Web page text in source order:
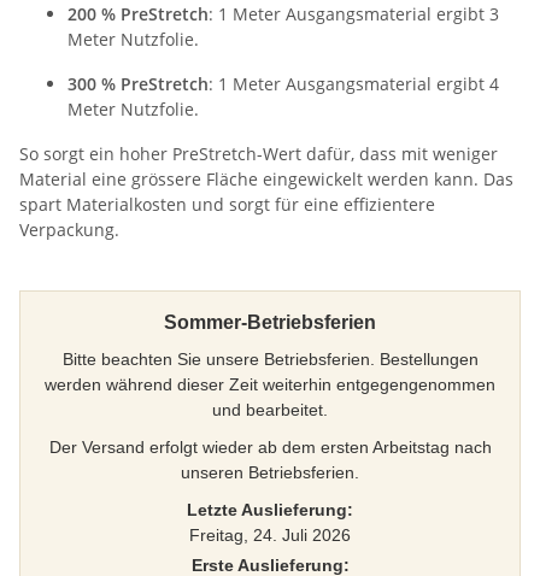
200 % PreStretch: 1 Meter Ausgangsmaterial ergibt 3
Meter Nutzfolie.
300 % PreStretch: 1 Meter Ausgangsmaterial ergibt 4
Meter Nutzfolie.
So sorgt ein hoher PreStretch-Wert dafür, dass mit weniger
Material eine grössere Fläche eingewickelt werden kann. Das
spart Materialkosten und sorgt für eine effizientere
Verpackung.
Sommer-Betriebsferien
Bitte beachten Sie unsere Betriebsferien. Bestellungen
werden während dieser Zeit weiterhin entgegengenommen
und bearbeitet.
Der Versand erfolgt wieder ab dem ersten Arbeitstag nach
unseren Betriebsferien.
Letzte Auslieferung:
Freitag, 24. Juli 2026
Erste Auslieferung: